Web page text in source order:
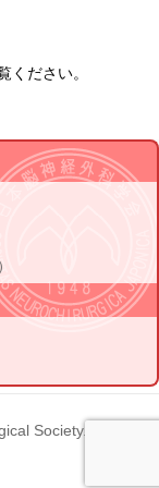
ください。
Society. All rights